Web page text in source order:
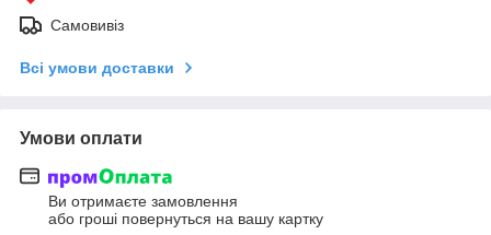
Самовивіз
Всі умови доставки
Умови оплати
Ви отримаєте замовлення
або гроші повернуться на вашу картку